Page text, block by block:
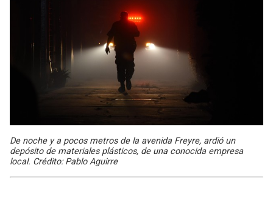
De noche y a pocos metros de la avenida Freyre, ardió un
depósito de materiales plásticos, de una conocida empresa
local. Crédito: Pablo Aguirre